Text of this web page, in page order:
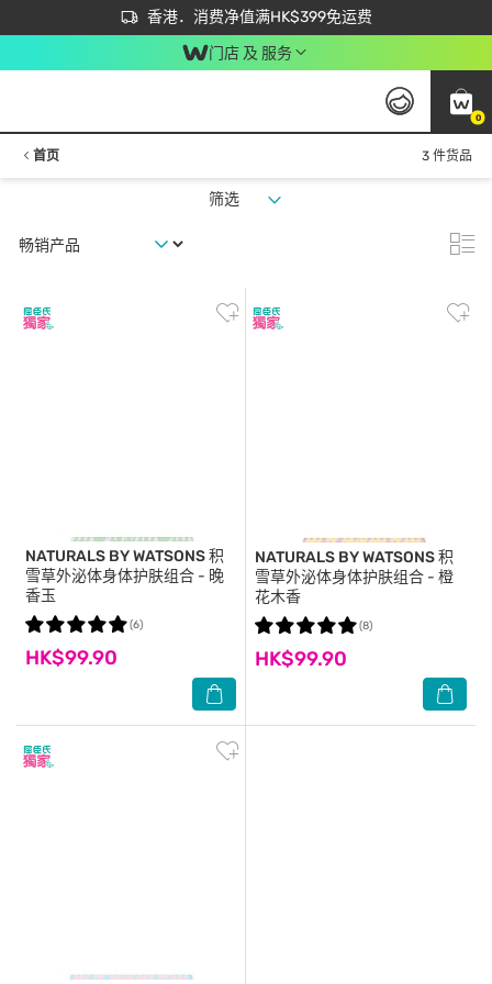
香港．消费净值满HK$399免运费
立即成为易赏钱会员尽享独家优惠
首次APP下单买满$450 输入 NEWAPP 即减$50
门店 及 服务
0
首页 3 件货品
筛选
NATURALS BY WATSONS积
雪草外泌体身体护肤组合 - 晚
香玉
HK$99.90
(6)
NATURALS BY WATSONS积
雪草外泌体身体护肤组合 - 橙
花木香
HK$99.90
(8)